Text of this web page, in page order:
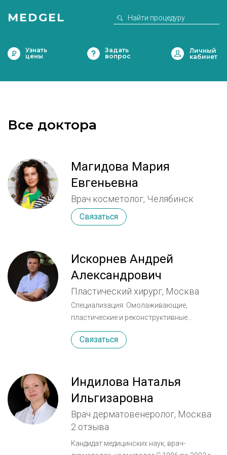
MEDGEL
Узнать
цены
Задать
вопрос
Все доктора
Магидова Мария
Евгеньевна
Врач косметолог, Челябинск
Связаться
Искорнев Андрей
Александрович
Пластический хирург, Москва
Специализация: Омолаживающие,
пластические и реконструктивные
операции лица и шеи (омолаживающие
операции средней зоны лица), лазерная
Российский Государственный
Медицинский Университет им. Пирогова,
лечебное дело. Российский Научный Центр
Хирургии им. Петровского, ординатура в
отделении «Пластической,
реконструктивной и микрохирургии
хирургии» под руководством. Академика,
Связаться
Индилова Наталья
Ильгизаровна
Врач дерматовенеролог, Москва
2 отзыва
Кандидат медицинских наук, врач-